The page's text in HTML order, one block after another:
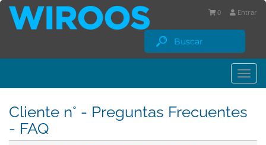
Entrar
0
Cliente n° - Preguntas Frecuentes
- FAQ